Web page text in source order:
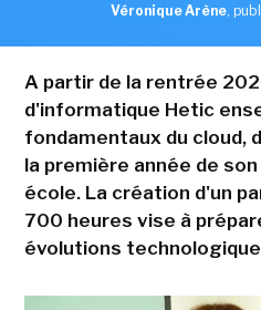
Véronique Arène,
A partir de la rentrée
d'informatique Hetic
fondamentaux du cloud,
la première année de
école. La création d'un
700 heures vise à
évolutions